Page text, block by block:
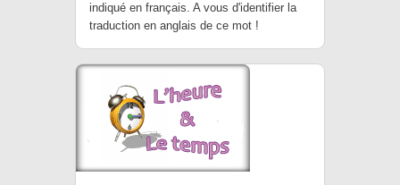
indiqué en français. A vous d'identifier la
traduction en anglais de ce mot !